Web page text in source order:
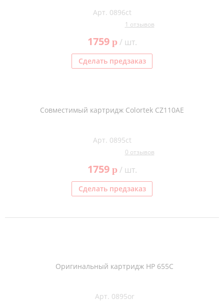
Арт. 0896ct
1 отзывов
1759 p/ шт.
Сделать предзаказ
Совместимый картридж Colortek CZ110AE
Арт. 0895ct
0 отзывов
1759 p/ шт.
Сделать предзаказ
Оригинальный картридж HP 655C
Арт. 0895or